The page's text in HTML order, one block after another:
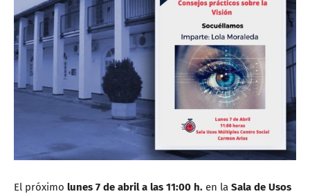
El próximo lunes 7 de abril a las 11:00 h. en la Sala de Usos